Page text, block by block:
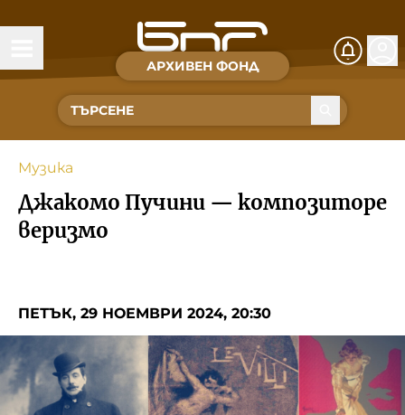
АРХИВЕН ФОНД
Времена и хора
Култура
Музика
Спорт
Съвет за електронни медии
БНР
БНР Новини
Детското.БНР
Музика
Джакомо Пучини — композиторе
веризмо
ПЕТЪК, 29 НОЕМВРИ 2024, 20:30